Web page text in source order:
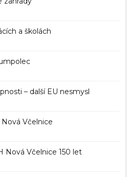
a školách
– další EU nesmysl
Včelnice
Nová Včelnice 150 let